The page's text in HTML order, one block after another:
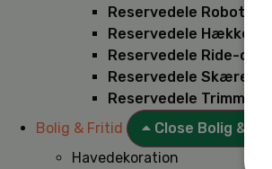
Reservedele
Reservedele
Reservedele Ride-on
Reservedele
Reservedele Trimmere
Bolig & Fritid
Close Bolig &
Havedekoration